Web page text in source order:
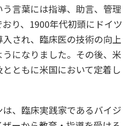
言葉には指導、助言、管理
り、1900年代初頭にドイツ
され、臨床医の技術の向上
になりました。その後、米
ともに米国において定着し
、臨床実践家であるバイジ